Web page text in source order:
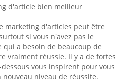
d'article bien meilleur
marketing d'articles peut être
si vous n'avez pas le
qui a besoin de beaucoup de
vraiment réussie. Il y a de fortes
vous inspirent pour vous
niveau de réussite.